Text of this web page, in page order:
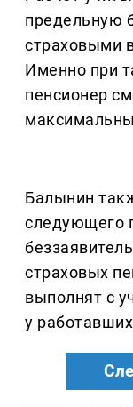
предельную
страховыми
Именно при
пенсионер
Балынин
следующего
страховых
выполнят с
у